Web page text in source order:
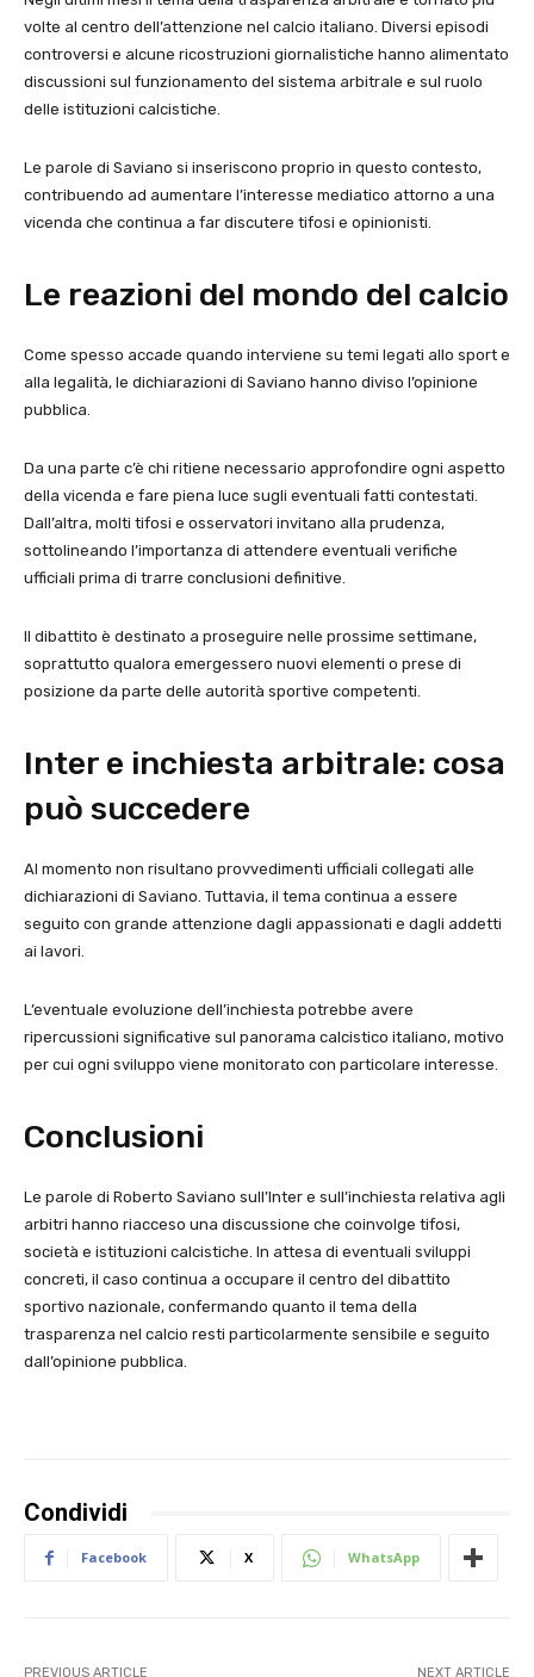
volte al centro dell’attenzione nel calcio italiano. Diversi episodi
controversi e alcune ricostruzioni giornalistiche hanno alimentato
discussioni sul funzionamento del sistema arbitrale e sul ruolo
delle istituzioni calcistiche.
Le parole di Saviano si inseriscono proprio in questo contesto,
contribuendo ad aumentare l’interesse mediatico attorno a una
vicenda che continua a far discutere tifosi e opinionisti.
Le reazioni del mondo del calcio
Come spesso accade quando interviene su temi legati allo sport e
alla legalità, le dichiarazioni di Saviano hanno diviso l’opinione
pubblica.
Da una parte c’è chi ritiene necessario approfondire ogni aspetto
della vicenda e fare piena luce sugli eventuali fatti contestati.
Dall’altra, molti tifosi e osservatori invitano alla prudenza,
sottolineando l’importanza di attendere eventuali verifiche
ufficiali prima di trarre conclusioni definitive.
Il dibattito è destinato a proseguire nelle prossime settimane,
soprattutto qualora emergessero nuovi elementi o prese di
posizione da parte delle autorità sportive competenti.
Inter e inchiesta arbitrale: cosa
può succedere
Al momento non risultano provvedimenti ufficiali collegati alle
dichiarazioni di Saviano. Tuttavia, il tema continua a essere
seguito con grande attenzione dagli appassionati e dagli addetti
ai lavori.
L’eventuale evoluzione dell’inchiesta potrebbe avere
ripercussioni significative sul panorama calcistico italiano, motivo
per cui ogni sviluppo viene monitorato con particolare interesse.
Conclusioni
Le parole di Roberto Saviano sull’Inter e sull’inchiesta relativa agli
arbitri hanno riacceso una discussione che coinvolge tifosi,
società e istituzioni calcistiche. In attesa di eventuali sviluppi
concreti, il caso continua a occupare il centro del dibattito
sportivo nazionale, confermando quanto il tema della
trasparenza nel calcio resti particolarmente sensibile e seguito
dall’opinione pubblica.
Condividi
Facebook X WhatsApp
PREVIOUS ARTICLE NEXT ARTICLE